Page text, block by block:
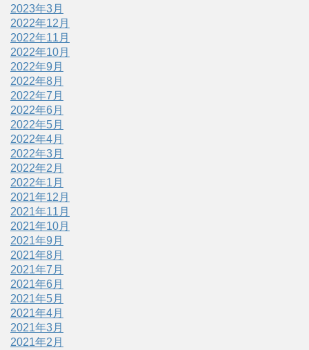
2023年3月
2022年12月
2022年11月
2022年10月
2022年9月
2022年8月
2022年7月
2022年6月
2022年5月
2022年4月
2022年3月
2022年2月
2022年1月
2021年12月
2021年11月
2021年10月
2021年9月
2021年8月
2021年7月
2021年6月
2021年5月
2021年4月
2021年3月
2021年2月